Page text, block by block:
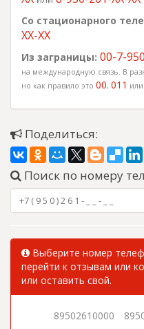
Со стационарного
XX-XX
Из заграницы: 00-7-
на международную связь. В
но как правило это 00, 011 или
Поделиться:
Поиск по номеру
Выберите номер
перейти к отзывам или
или оставить свой.
89502610000